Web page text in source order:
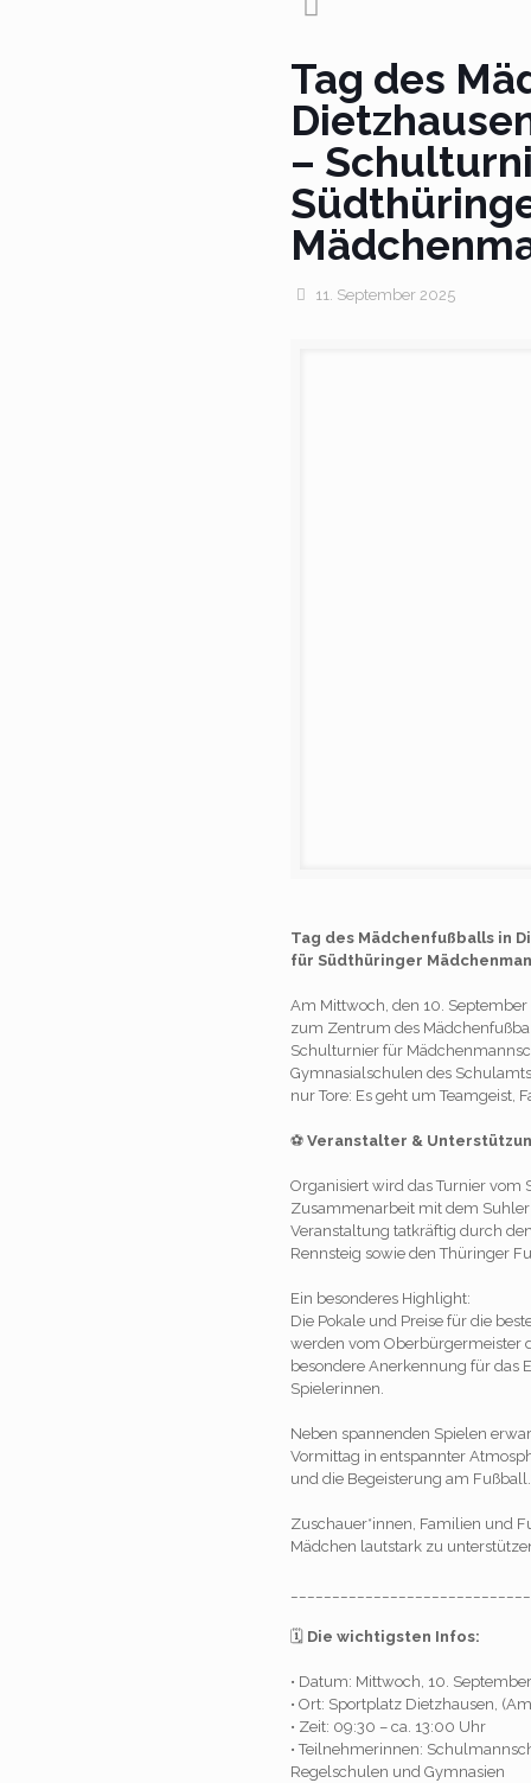
Tag des
–
11. September 2025
Tag des Mädchenfußballs in
für Südthüringer
Am Mittwoch, den 10.
zum Zentrum des
Schulturnier für
Gymnasialschulen des
nur Tore: Es geht um Teamgeist,
⚽ Veranstalter &
Organisiert wird das Turnier vom
Zusammenarbeit mit dem
Veranstaltung tatkräftig durch
Rennsteig sowie den Thüringer
Ein besonderes Highlight:
Die Pokale und Preise für die
werden vom Oberbürgermeister
besondere Anerkennung für das
Spielerinnen.
Neben spannenden Spielen
Vormittag in entspannter
und die Begeisterung am Fußball.
Zuschauer*innen, Familien und
Mädchen lautstark zu
🗓️ Die wichtigsten Infos:
• Datum: Mittwoch, 10.
• Ort: Sportplatz Dietzhausen,
• Zeit: 09:30 – ca. 13:00 Uhr
• Teilnehmerinnen:
Regelschulen und Gymnasien